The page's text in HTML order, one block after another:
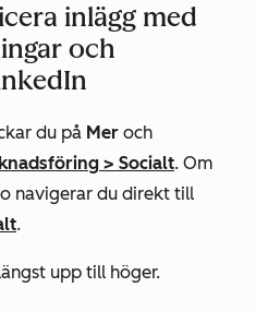
inlägg med
och
du på Mer och
> Socialt. Om
navigerar du direkt till
.
upp till höger.